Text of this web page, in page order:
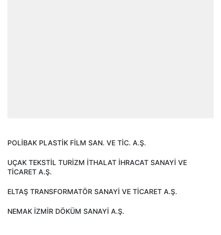
POLİBAK PLASTİK FİLM SAN. VE TİC. A.Ş.
UÇAK TEKSTİL TURİZM İTHALAT İHRACAT SANAYİ VE
TİCARET A.Ş.
ELTAŞ TRANSFORMATÖR SANAYİ VE TİCARET A.Ş.
NEMAK İZMİR DÖKÜM SANAYİ A.Ş.